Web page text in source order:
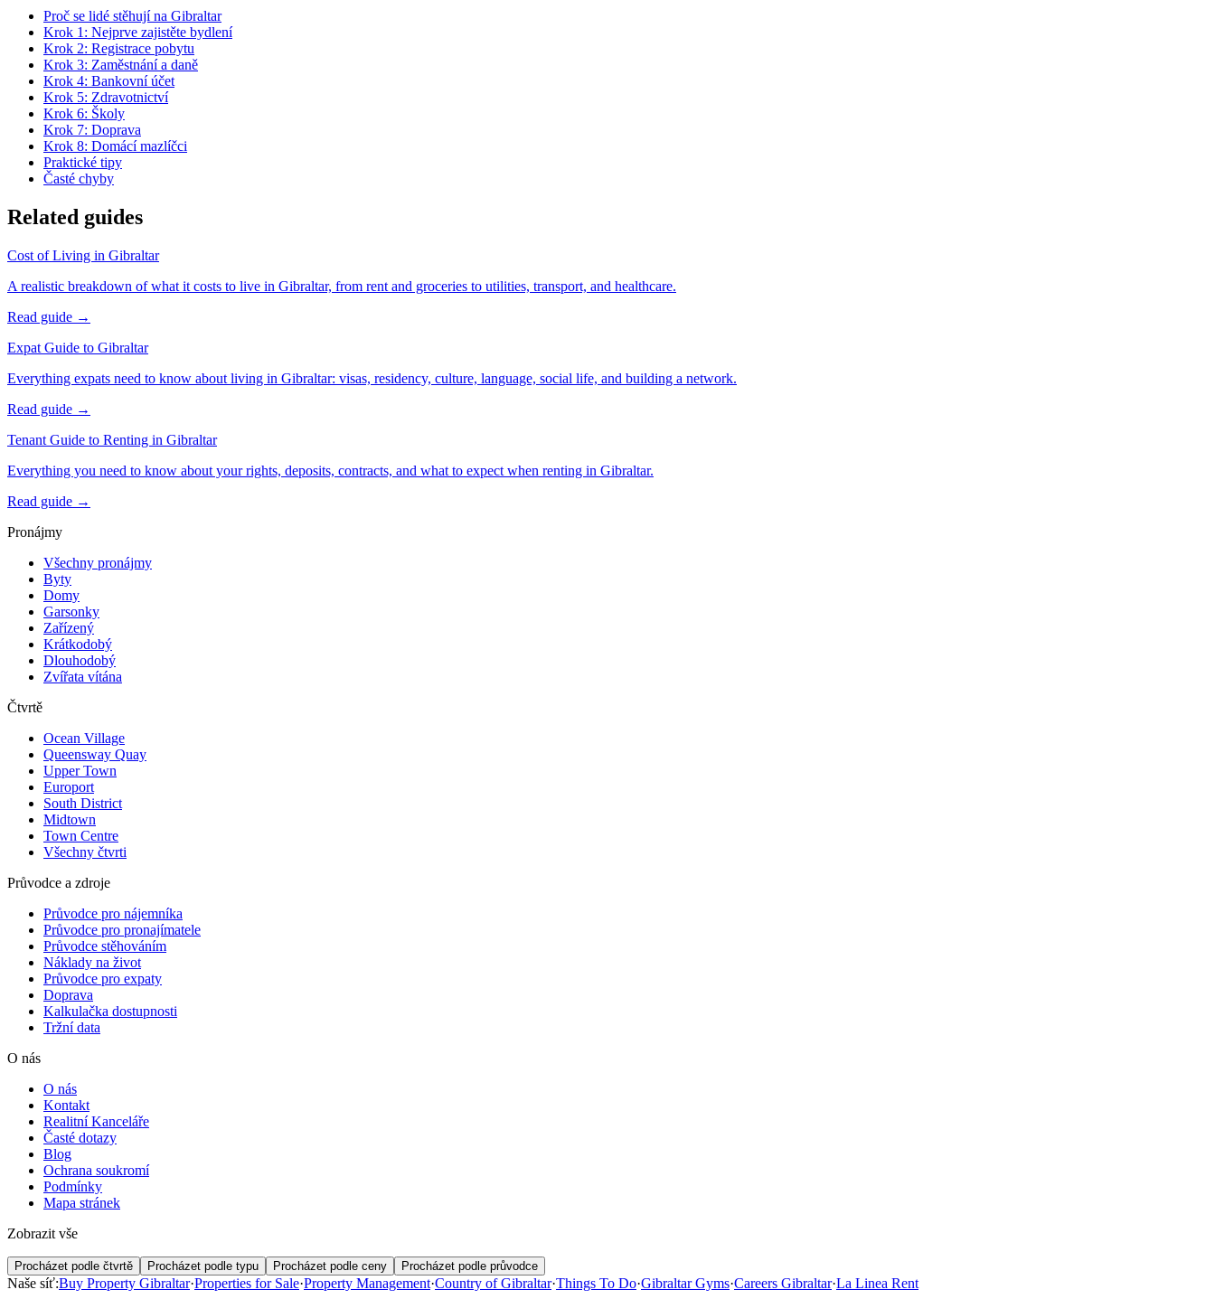
Proč se lidé stěhují na Gibraltar
Krok 1: Nejprve zajistěte bydlení
Krok 2: Registrace pobytu
Krok 3: Zaměstnání a daně
Krok 4: Bankovní účet
Krok 5: Zdravotnictví
Krok 6: Školy
Krok 7: Doprava
Krok 8: Domácí mazlíčci
Praktické tipy
Časté chyby
Related guides
Cost of Living in Gibraltar
A realistic breakdown of what it costs to live in Gibraltar, from rent and groceries to utilities, transport, and healthcare.
Read guide →
Expat Guide to Gibraltar
Everything expats need to know about living in Gibraltar: visas, residency, culture, language, social life, and building a network.
Read guide →
Tenant Guide to Renting in Gibraltar
Everything you need to know about your rights, deposits, contracts, and what to expect when renting in Gibraltar.
Read guide →
Pronájmy
Všechny pronájmy
Byty
Domy
Garsonky
Zařízený
Krátkodobý
Dlouhodobý
Zvířata vítána
Čtvrtě
Ocean Village
Queensway Quay
Upper Town
Europort
South District
Midtown
Town Centre
Všechny čtvrti
Průvodce a zdroje
Průvodce pro nájemníka
Průvodce pro pronajímatele
Průvodce stěhováním
Náklady na život
Průvodce pro expaty
Doprava
Kalkulačka dostupnosti
Tržní data
O nás
O nás
Kontakt
Realitní Kanceláře
Časté dotazy
Blog
Ochrana soukromí
Podmínky
Mapa stránek
Zobrazit vše
Procházet podle čtvrtě Procházet podle typu Procházet podle ceny Procházet podle průvodce
Naše síť:Buy Property Gibraltar·Properties for Sale·Property Management·Country of Gibraltar·Things To Do·Gibraltar Gyms·Careers Gibraltar·La Linea Rent